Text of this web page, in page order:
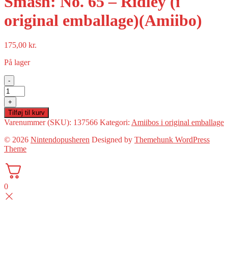
original emballage)(Amiibo)
175,00 kr.
På lager
-
Smash:
No.
65
-
Ridley
(i
original
emballage)
(Amiibo)
antal
+
Tilføj til kurv
Varenummer (SKU): 137566 Kategori: Amiibos i original emballage
© 2026 Nintendopusheren Designed by Themehunk WordPress
Theme
0